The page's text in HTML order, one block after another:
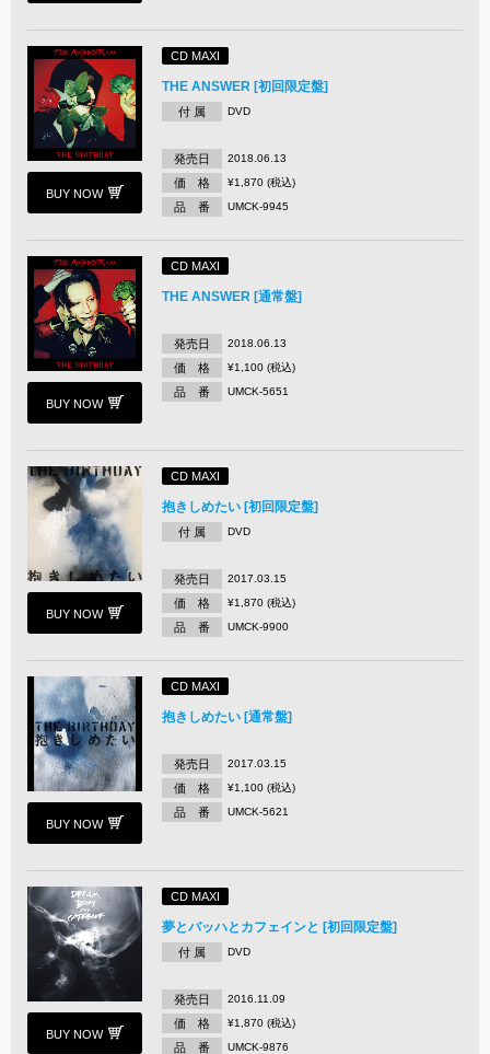
BUY NOW
CD MAXI
THE ANSWER [初回限定盤]
付 属 DVD
発売日 2018.06.13
価 格 ¥1,870 (税込)
品 番 UMCK-9945
BUY NOW
CD MAXI
THE ANSWER [通常盤]
発売日 2018.06.13
価 格 ¥1,100 (税込)
品 番 UMCK-5651
BUY NOW
CD MAXI
抱きしめたい [初回限定盤]
付 属 DVD
発売日 2017.03.15
価 格 ¥1,870 (税込)
品 番 UMCK-9900
BUY NOW
CD MAXI
抱きしめたい [通常盤]
発売日 2017.03.15
価 格 ¥1,100 (税込)
品 番 UMCK-5621
BUY NOW
CD MAXI
夢とバッハとカフェインと [初回限定盤]
付 属 DVD
発売日 2016.11.09
価 格 ¥1,870 (税込)
品 番 UMCK-9876